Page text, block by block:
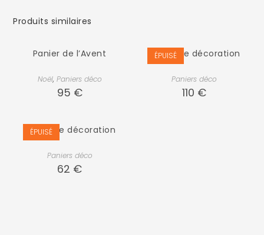
Produits similaires
Panier de l’Avent
Noël, Paniers déco
95 €
ÉPUISÉ
Panier de décoration
Paniers déco
110 €
ÉPUISÉ
Panier de décoration
Paniers déco
62 €